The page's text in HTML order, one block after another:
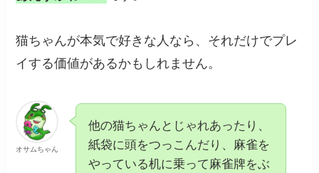
猫ちゃんが本気で好きな人なら、それだけでプレ
イする価値があるかもしれません。
オサムちゃん
他の猫ちゃんとじゃれあったり、
紙袋に頭をつっこんだり、麻雀を
やっている机に乗って麻雀牌をぶ